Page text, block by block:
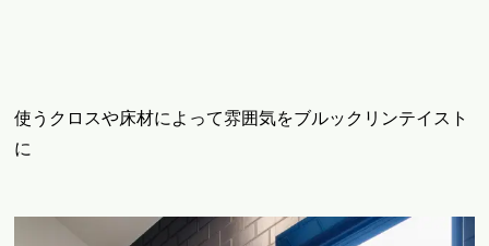
使うクロスや床材によって雰囲気をブルックリンテイスト
に